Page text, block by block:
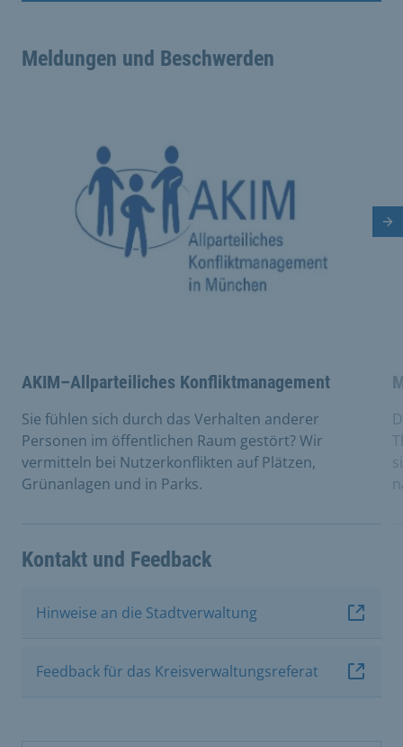
Meldungen und Beschwerden
AKIM–Allparteiliches Konfliktmanagement
Sie fühlen sich durch das Verhalten anderer
Personen im öffentlichen Raum gestört? Wir
vermitteln bei Nutzerkonflikten auf Plätzen,
Grünanlagen und in Parks.
Kontakt und Feedback
Hinweise an die Stadtverwaltung
Feedback für das Kreisverwaltungsreferat